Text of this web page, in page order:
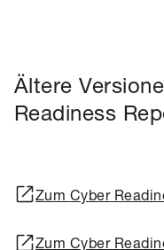
Ältere
Readiness
Zum Cyber
Zum Cyber